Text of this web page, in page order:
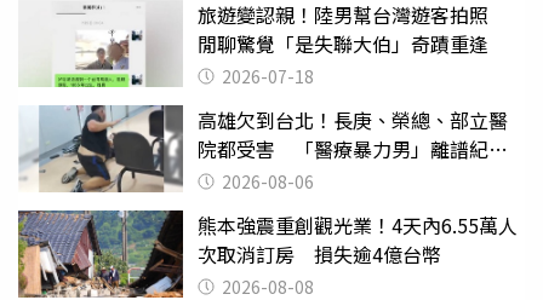
旅遊變認親！陸男幫台灣遊客拍照
閒聊驚覺「是失聯大伯」奇蹟重逢
2026-07-18
高雄欠到台北！長庚、榮總、部立醫
院都受害 「醫療暴力男」離譜紀錄
曝光2026-08-06
熊本強震重創觀光業！4天內6.55萬人
次取消訂房 損失逾4億台幣
2026-08-08